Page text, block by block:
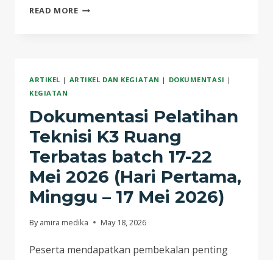
READ MOREDOKUMENTASI
TERBATAS
17-
MEI
2026
(KELAS
–
21
2026)
ARTIKEL | ARTIKEL DAN KEGIATAN | DOKUMENTASI |
KEGIATAN
Dokumentasi Pelatihan
Teknisi K3 Ruang
Terbatas batch 17-22
Mei 2026 (Hari Pertama,
Minggu – 17 Mei 2026)
By amira medika May 18, 2026
Peserta mendapatkan pembekalan penting